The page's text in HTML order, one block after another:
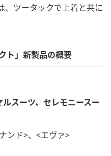
、ツータックで上着と共に
ト」新製品の概要
スーツ、セレモニースー
ンド>、<エヴァ>